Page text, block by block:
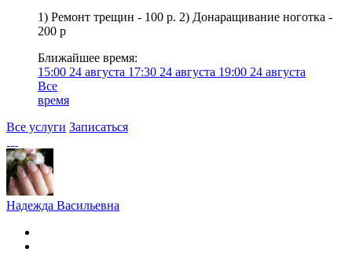
1) Ремонт трещин - 100 р. 2) Донаращивание ноготка -
200 р
Ближайшее время:
15:00 24 августа 17:30 24 августа 19:00 24 августа
Все
время
Все услуги Записаться
Надежда Васильевна